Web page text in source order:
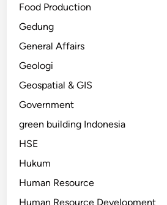
Food Production
Gedung
General Affairs
Geologi
Geospatial & GIS
Government
green building Indonesia
HSE
Hukum
Human Resource
Human Resource Development